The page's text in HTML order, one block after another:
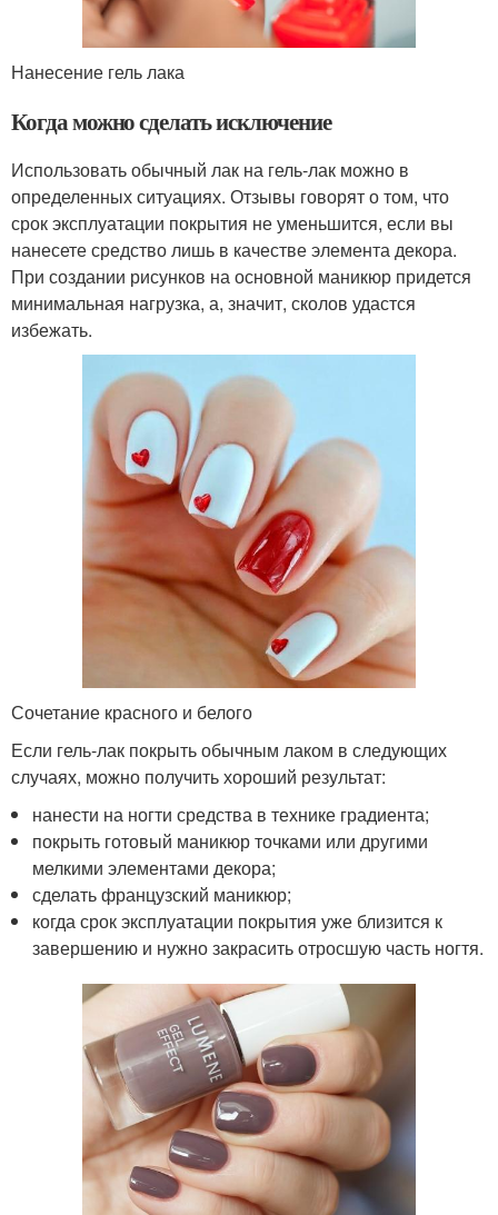
Нанесение гель лака
Когда можно сделать исключение
Использовать обычный лак на гель-лак можно в
определенных ситуациях. Отзывы говорят о том, что
срок эксплуатации покрытия не уменьшится, если вы
нанесете средство лишь в качестве элемента декора.
При создании рисунков на основной маникюр придется
минимальная нагрузка, а, значит, сколов удастся
избежать.
Сочетание красного и белого
Если гель-лак покрыть обычным лаком в следующих
случаях, можно получить хороший результат:
нанести на ногти средства в технике градиента;
покрыть готовый маникюр точками или другими
мелкими элементами декора;
сделать французский маникюр;
когда срок эксплуатации покрытия уже близится к
завершению и нужно закрасить отросшую часть ногтя.